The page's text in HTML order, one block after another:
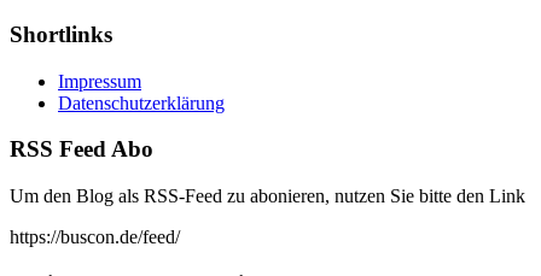
Shortlinks
Impressum
Datenschutzerklärung
RSS Feed Abo
Um den Blog als RSS-Feed zu abonieren, nutzen Sie bitte den Link
https://buscon.de/feed/